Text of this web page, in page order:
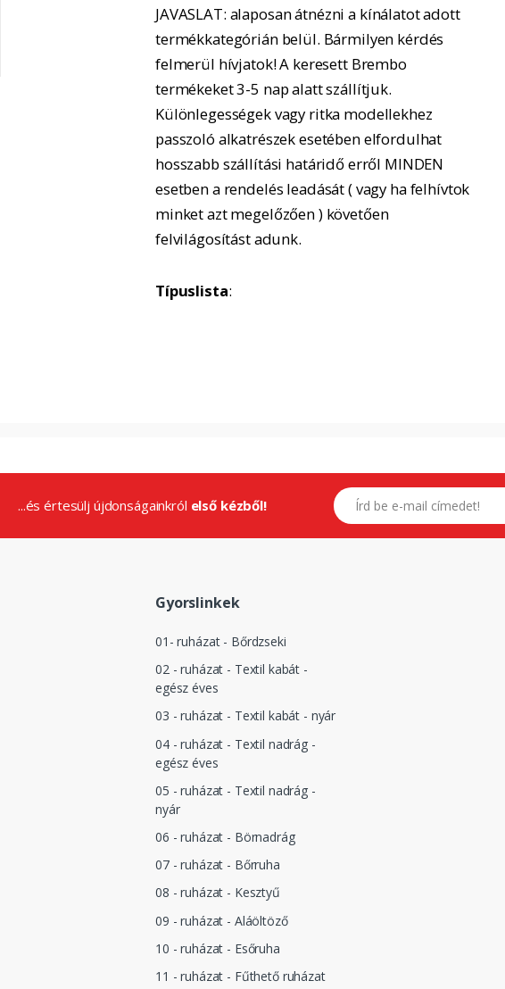
JAVASLAT: alaposan átnézni a kínálatot adott
termékkategórián belül. Bármilyen kérdés
felmerül hívjatok! A keresett Brembo
termékeket 3-5 nap alatt szállítjuk.
Különlegességek vagy ritka modellekhez
passzoló alkatrészek esetében elfordulhat
hosszabb szállítási határidő erről MINDEN
esetben a rendelés leadását ( vagy ha felhívtok
minket azt megelőzően ) követően
felvilágosítást adunk.
Típuslista:
...és értesülj újdonságainkról első kézből!
E-mail címed
Gyorslinkek
01- ruházat - Bőrdzseki
02 - ruházat - Textil kabát -
egész éves
03 - ruházat - Textil kabát - nyár
04 - ruházat - Textil nadrág -
egész éves
05 - ruházat - Textil nadrág -
nyár
06 - ruházat - Börnadrág
07 - ruházat - Bőrruha
08 - ruházat - Kesztyű
09 - ruházat - Aláöltöző
10 - ruházat - Esőruha
11 - ruházat - Fűthető ruházat